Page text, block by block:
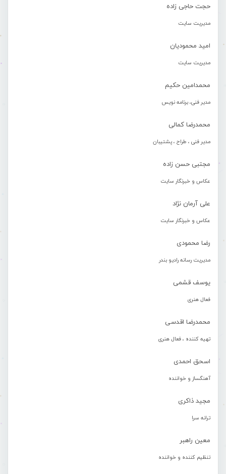
حجت حاجی زاده
مدیریت سایت
امید محمودیان
مدیریت سایت
محمدامین حکیم
مدیر فنی، برنامه نویس
محمدرضا کمالی
مدیر فنی ، طراح ، پشتیبان
مجتبی حسن زاده
عکاس و خبرنگار سایت
علی آرمان نژاد
عکاس و خبرنگار سایت
رضا محمودی
مدیریت رسانه رادیو بندر
یوسف قشمی
فعال هنری
محمدرضا اقدسی
تهیه کننده ، فعال هنری
اسحق احمدی
آهنگساز و خواننده
مجید ذاکری
ترانه سرا
معین راهبر
تنظیم کننده و خواننده